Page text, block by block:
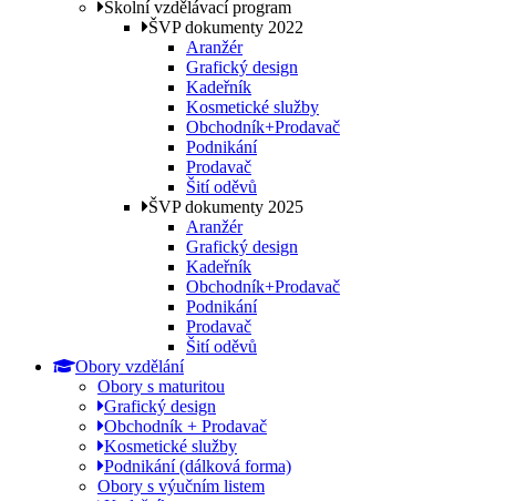
Školní vzdělávací program
ŠVP dokumenty 2022
Aranžér
Grafický design
Kadeřník
Kosmetické služby
Obchodník+Prodavač
Podnikání
Prodavač
Šití oděvů
ŠVP dokumenty 2025
Aranžér
Grafický design
Kadeřník
Obchodník+Prodavač
Podnikání
Prodavač
Šití oděvů
Obory vzdělání
Obory s maturitou
Grafický design
Obchodník + Prodavač
Kosmetické služby
Podnikání (dálková forma)
Obory s výučním listem